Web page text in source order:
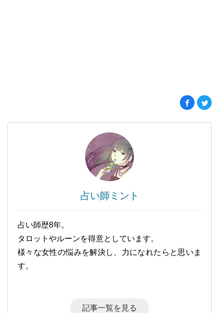
占い師ミント
占い師歴8年。
タロットやルーンを得意としています。
様々な女性の悩みを解決し、力になれたらと思いま
す。
記事一覧を見る